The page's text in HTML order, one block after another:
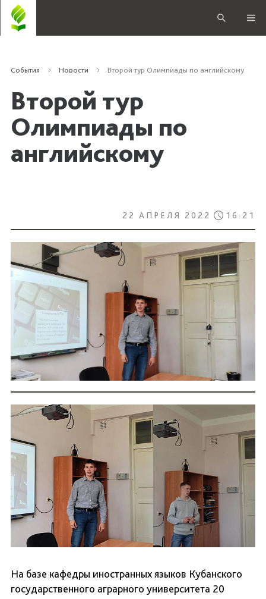
События Новости Второй тур Олимпиады по английскому
Второй тур
Олимпиады по
английскому
22 АПРЕЛЯ 2022 16:21
На базе кафедры иностранных языков Кубанского
государственного аграрного университета 20